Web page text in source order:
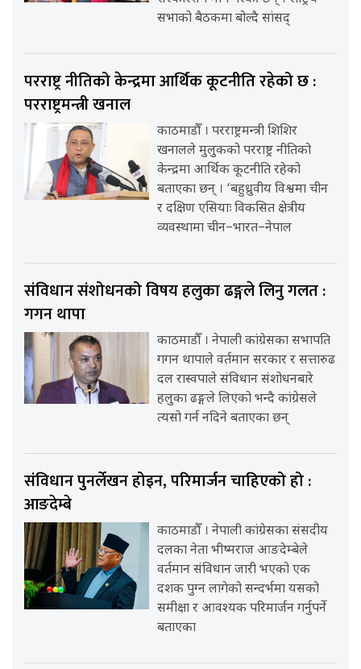
सभाको बैठकमा बोल्दै सांसद्
परराष्ट्र नीतिको केन्द्रमा आर्थिक कूटनीति रहेको छ :
परराष्ट्रमन्त्री खनाल
काठमाडौँ । परराष्ट्रमन्त्री शिशिर
खनालले मुलुकको परराष्ट्र नीतिको
केन्द्रमा आर्थिक कूटनीति रहेको
बताएका छन् । ‘बहुध्रुवीय विश्वमा चीन
र दक्षिण एसियाः विकसित क्षेत्रीय
व्यवस्थामा चीन–भारत–नेपाल
संविधान संशोधनको विषय हलुका ढङ्गले लिनु गलत :
गगन थापा
काठमाडौँ । नेपाली कांग्रेसका सभापति
गगन थापाले वर्तमान सरकार र सत्तारुढ
दल रास्वपाले संविधान संशोधनबारे
हलुका ढङ्गले लिएको भन्दै कांग्रेसले
त्यसो गर्न नदिने बताएका छन्
संविधान पुनर्लेखन होइन, परिमार्जन चाहिएको हो :
आङदेम्बे
काठमाडौँ । नेपाली कांग्रेसका संसदीय
दलका नेता भीष्मराज आङदेम्बेले
वर्तमान संविधान जारी भएको एक
दशक पुग्न लागेको सन्दर्भमा यसको
समीक्षा र आवश्यक परिमार्जन गर्नुपर्ने
बताएका